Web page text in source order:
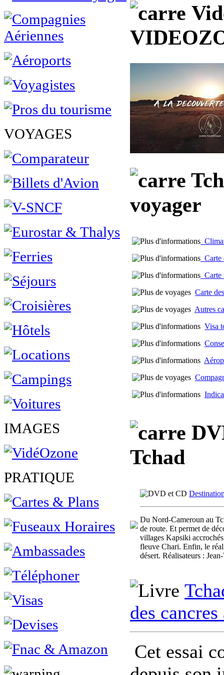
VOYAGES
IMAGES
PRATIQUE
voyager
Carte
Carte
Carte
Autres
Visa
Tchad
Du Nord-Cameroun au
de route. Et permet de
villages Kapsiki
fleuve Chari. Enfin, le
désert. Réalisateurs :
des
Cet essai